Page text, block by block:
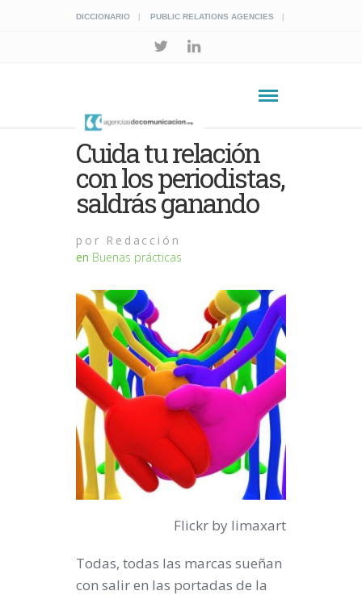
DICCIONARIO PUBLIC RELATIONS AGENCIES
Cuida tu relación
con los periodistas,
saldrás ganando
por Redacción
en Buenas prácticas
Flickr by limaxart
Todas, todas las marcas sueñan
con salir en las portadas de la